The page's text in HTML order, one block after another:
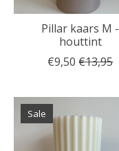
Pillar kaars M -
houttint
€9,50 €13,95
Sale